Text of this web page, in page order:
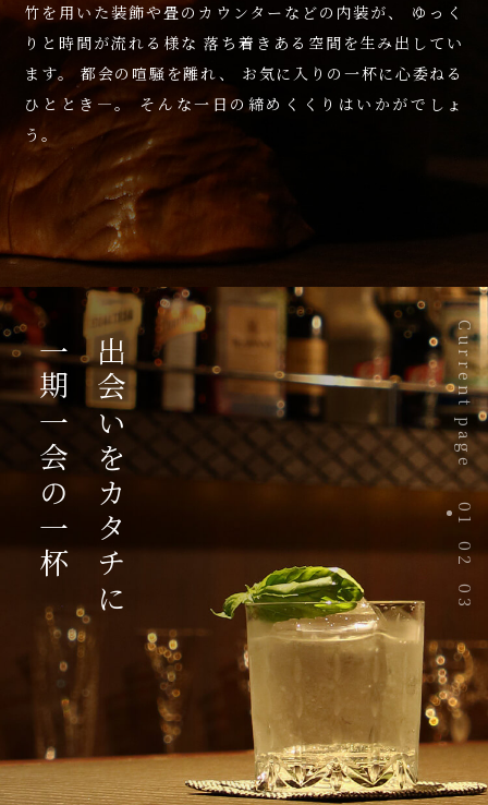
竹を用いた装飾や畳のカウンターなどの内装が、
ゆっく
りと時間が流れる様な 落ち着きある空間を生み出してい
ます。
都会の喧騒を離れ、
お気に入りの一杯に心委ねる
ひととき ―。 そんな一日の締めくくりはいかがでしょ
う。
Current page
01
02
03
出会いをカタチに
一期一会の一杯